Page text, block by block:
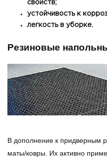
свойств;
устойчивость к
легкость в уборке.
Резиновые
В дополнение к придверным
маты/ковры. Их активно